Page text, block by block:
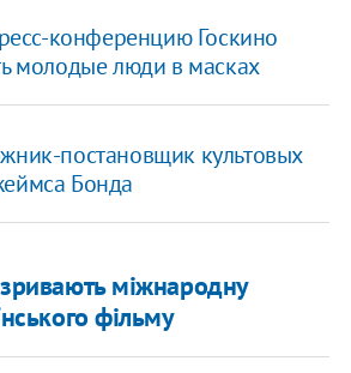
конференцию Госкино
молодые люди в масках
постановщик культовых
Бонда
міжнародну
фільму